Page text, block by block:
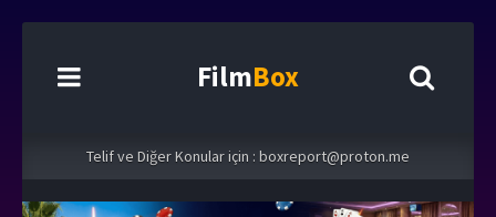
FilmBox
Telif ve Diğer Konular için : boxreport@proton.me